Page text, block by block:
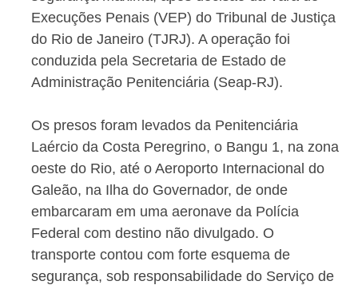
Execuções Penais (VEP) do Tribunal de Justiça
do Rio de Janeiro (TJRJ). A operação foi
conduzida pela Secretaria de Estado de
Administração Penitenciária (Seap-RJ).
Os presos foram levados da Penitenciária
Laércio da Costa Peregrino, o Bangu 1, na zona
oeste do Rio, até o Aeroporto Internacional do
Galeão, na Ilha do Governador, de onde
embarcaram em uma aeronave da Polícia
Federal com destino não divulgado. O
transporte contou com forte esquema de
segurança, sob responsabilidade do Serviço de